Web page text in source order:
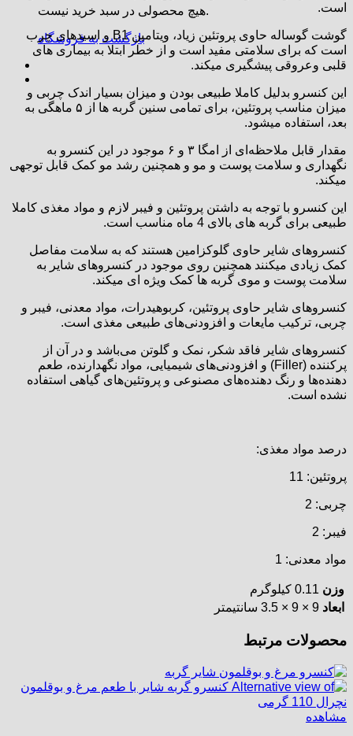
هیچ محصولی در سبد خرید نیست.
بازگشت به فروشگاه
است.
گوشت گوساله حاوی پروتئین زیاد، ویتامین B1 و اسیدهای چرب
است که برای سلامتی مفید است و از خطر ابتلا به بیماری های
قلبی وعروقی پیشگیری میکند.
این کنسرو بدلیل کاملا طبیعی بودن و میزان بسیار اندک چربی و
میزان مناسب پروتئین، برای تمامی سنین گربه ها از ۵ ماهگی به
بعد، استفاده میشود.
مقدار قابل ملاحظه‌ای از امگا ۳ و ۶ موجود در این کنسرو به
نگهداری و سلامت پوست و مو و همچنین رشد مو کمک قابل توجهی
میکند.
این کنسرو با توجه به داشتن پروتئین و فیبر لازم و مواد مغذی کاملا
طبیعی برای گربه های بالای 4 ماه مناسب است.
کنسروهای شایر حاوی گلوکزامین هستند که به سلامت مفاصل
کمک زیادی میکنند همچنین روی موجود در کنسروهای شایر به
سلامت پوست و موی گربه ها کمک ویژه ای میکند.
کنسروهای شایر حاوی پروتئین، کربوهیدرات، مواد معدنی، فیبر و
چربی، ترکیب مایعات و افزودنی‌های طبیعی مغذی است.
کنسروهای شایر فاقد شکر، نمک و گلوتن می‌باشد و در آن از
پرکننده (Filler) و افزودنی‌های شیمیایی، مواد نگهدارنده، طعم
دهنده‌ها و رنگ دهنده‌های مصنوعی و پروتئین‌های گیاهی استفاده
نشده است.
درصد مواد مغذی:
پروتئین: 11
چربی: 2
فیبر: 2
مواد معدنی: 1
وزن 0.11 کیلوگرم
ابعاد 9 × 9 × 3.5 سانتیمتر
محصولات مرتبط
مشاهده